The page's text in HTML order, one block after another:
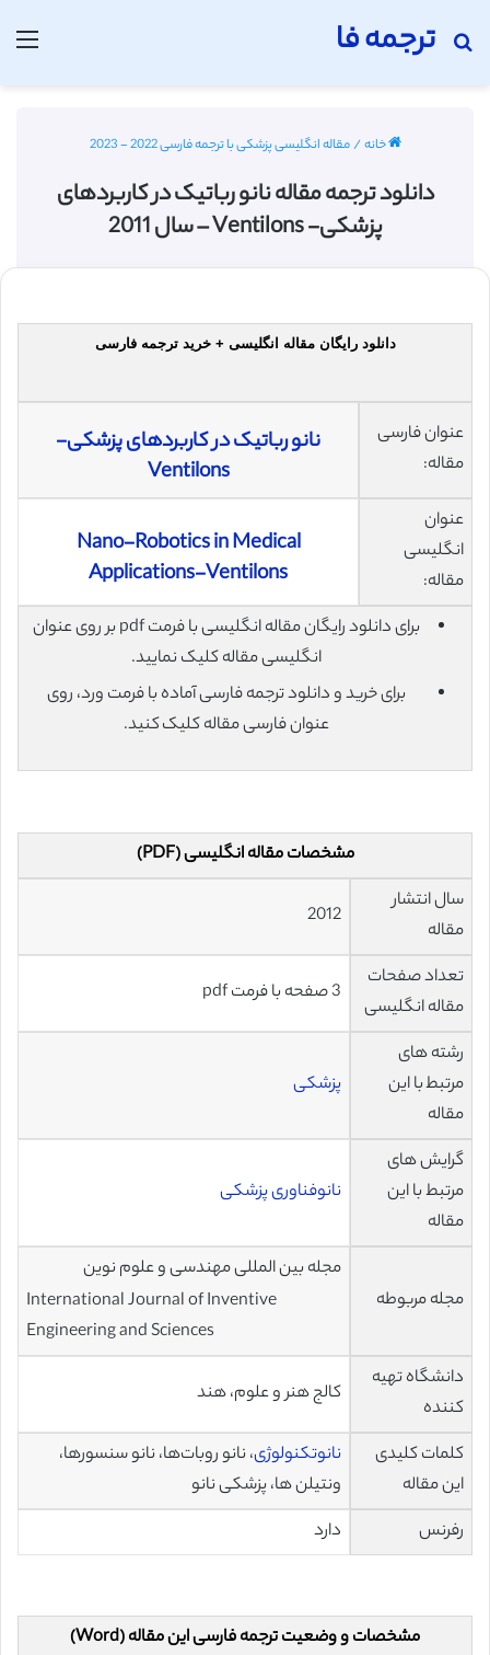
ترجمه فا
جستجو برای
خانه/مقاله انگلیسی پزشکی با ترجمه فارسی 2022 - 2023
دانلود ترجمه مقاله نانو رباتیک در کاربردهای
پزشکی- Ventilons – سال 2011
دانلود رایگان مقاله انگلیسی + خرید ترجمه فارسی
عنوان فارسی
مقاله:
نانو رباتیک در کاربردهای پزشکی-
Ventilons
عنوان
انگلیسی
مقاله:
Nano-Robotics in Medical
Applications-Ventilons
برای دانلود رایگان مقاله انگلیسی با فرمت pdf بر روی عنوان
انگلیسی مقاله کلیک نمایید.
برای خرید و دانلود ترجمه فارسی آماده با فرمت ورد، روی
عنوان فارسی مقاله کلیک کنید.
مشخصات مقاله انگلیسی (PDF)
سال انتشار
مقاله
2012
تعداد صفحات
مقاله انگلیسی
3 صفحه با فرمت pdf
رشته های
مرتبط با این
مقاله
پزشکی
گرایش های
مرتبط با این
مقاله
نانوفناوری پزشکی
مجله مربوطه
مجله بین المللی مهندسی و علوم نوین
International Journal of Inventive
Engineering and Sciences
دانشگاه تهیه
کننده
کالج هنر و علوم، هند
کلمات کلیدی
این مقاله
نانوتکنولوژی، نانو روبات‌ها، نانو سنسورها،
ونتیلن ها، پزشکی نانو
رفرنس
دارد
مشخصات و وضعیت ترجمه فارسی این مقاله (Word)